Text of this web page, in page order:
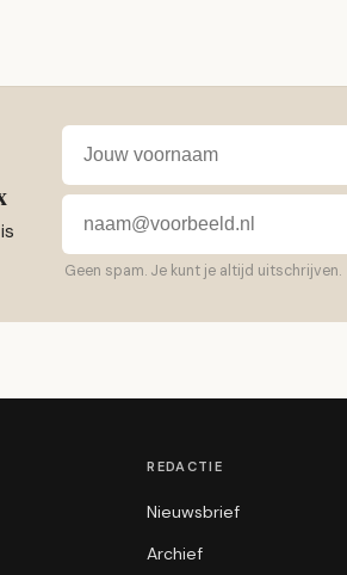
Geen spam. Je kunt je altijd uitschrijven.
REDACTIE
Nieuwsbrief
Archief